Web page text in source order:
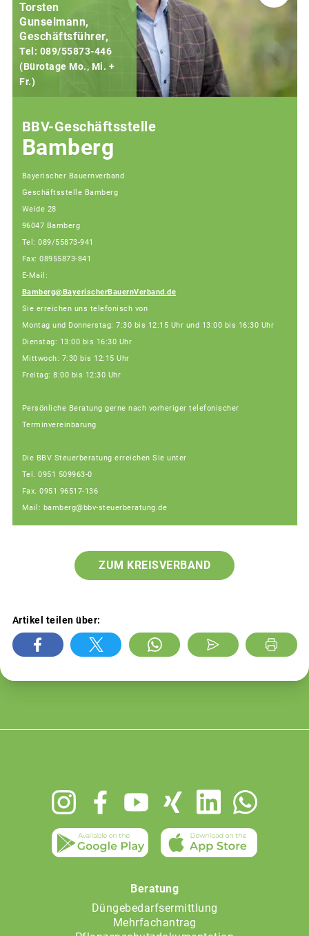
Torsten
Gunselmann,
Geschäftsführer,
Tel: 089/55873-446
(Bürotage Mo., Mi. +
Fr.)
BBV-Geschäftsstelle
Bamberg
Bayerischer Bauernverband
Geschäftsstelle Bamberg
Weide 28
96047 Bamberg
Tel: 089/55873-941
Fax: 08955873-841
E-Mail:
Bamberg@BayerischerBauernVerband.de
Sie erreichen uns telefonisch von
Montag und Donnerstag: 7:30 bis 12:15 Uhr und 13:00 bis 16:30 Uhr
Dienstag: 13:00 bis 16:30 Uhr
Mittwoch: 7:30 bis 12:15 Uhr
Freitag: 8:00 bis 12:30 Uhr
Persönliche Beratung gerne nach vorheriger telefonischer
Terminvereinbarung
Die BBV Steuerberatung erreichen Sie unter
Tel. 0951 509963-0
Fax. 0951 96517-136
Mail: bamberg@bbv-steuerberatung.de
ZUM KREISVERBAND
Artikel teilen über:
Beratung
Düngebedarfsermittlung
Mehrfachantrag